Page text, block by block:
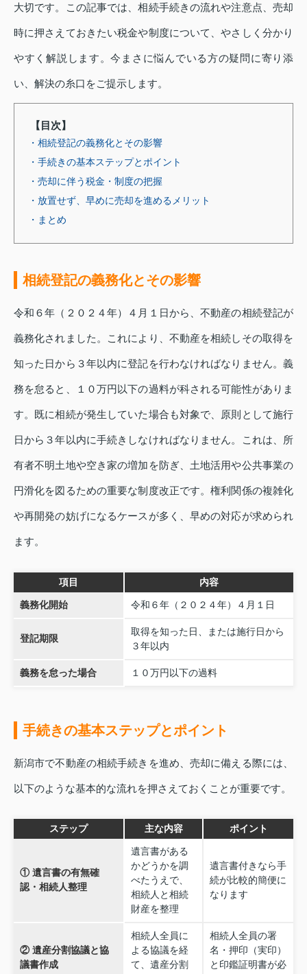
大切です。この記事では、相続手続きの流れや注意点、売却
時に押さえておきたい税金や制度について、やさしく分かり
やすく解説します。今まさに悩んでいる方の疑問に寄り添
い、解決の糸口をご提示します。
【目次】
・相続登記の義務化とその影響
・手続きの基本ステップとポイント
・売却に伴う税金・制度の把握
・放置せず、早めに売却を進めるメリット
・まとめ
相続登記の義務化とその影響
令和６年（２０２４年）４月１日から、不動産の相続登記が
義務化されました。これにより、不動産を相続しその取得を
知った日から３年以内に登記を行わなければなりません。義
務を怠ると、１０万円以下の過料が科される可能性がありま
す。既に相続が発生していた場合も対象で、原則として施行
日から３年以内に手続きしなければなりません。これは、所
有者不明土地や空き家の増加を防ぎ、土地活用や公共事業の
円滑化を図るための重要な制度改正です。権利関係の複雑化
や再開発の妨げになるケースが多く、早めの対応が求められ
ます。
項目 内容
義務化開始 令和６年（２０２４年）４月１日
登記期限
取得を知った日、または施行日から
３年以内
義務を怠った場合 １０万円以下の過料
手続きの基本ステップとポイント
新潟市で不動産の相続手続きを進め、売却に備える際には、
以下のような基本的な流れを押さえておくことが重要です。
ステップ 主な内容 ポイント
① 遺言書の有無確
認・相続人整理
遺言書がある
かどうかを調
べたうえで、
相続人と相続
財産を整理
遺言書付きなら手
続が比較的簡便に
なります
② 遺産分割協議と協
議書作成
相続人全員に
よる協議を経
て、遺産分割
相続人全員の署
名・押印（実印）
と印鑑証明書が必